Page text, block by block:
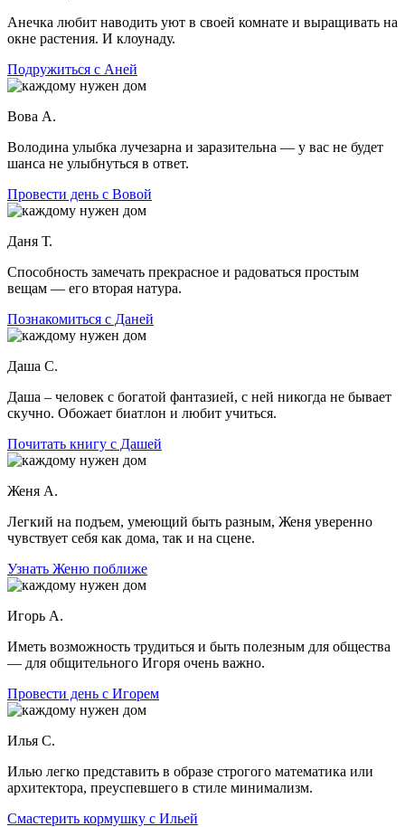
Анечка любит наводить уют в своей комнате и выращивать на
окне растения. И клоунаду.
Подружиться с Аней
Вова А.
Володина улыбка лучезарна и заразительна — у вас не будет
шанса не улыбнуться в ответ.
Провести день с Вовой
Даня Т.
Способность замечать прекрасное и радоваться простым
вещам — его вторая натура.
Познакомиться с Даней
Даша С.
Даша – человек с богатой фантазией, с ней никогда не бывает
скучно. Обожает биатлон и любит учиться.
Почитать книгу с Дашей
Женя А.
Легкий на подъем, умеющий быть разным, Женя уверенно
чувствует себя как дома, так и на сцене.
Узнать Женю поближе
Игорь А.
Иметь возможность трудиться и быть полезным для общества
— для общительного Игоря очень важно.
Провести день с Игорем
Илья С.
Илью легко представить в образе строгого математика или
архитектора, преуспевшего в стиле минимализм.
Смастерить кормушку с Ильей